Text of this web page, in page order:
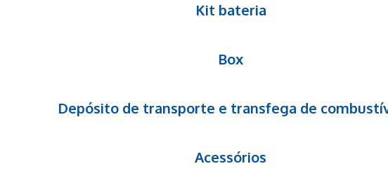
Kit bateria
Box
Depósito de transporte e transfega de
Acessórios